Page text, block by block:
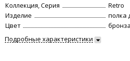
Коллекция, Серия
Retro
Изделие
полка
Цвет
бронза
Подробные характеристики